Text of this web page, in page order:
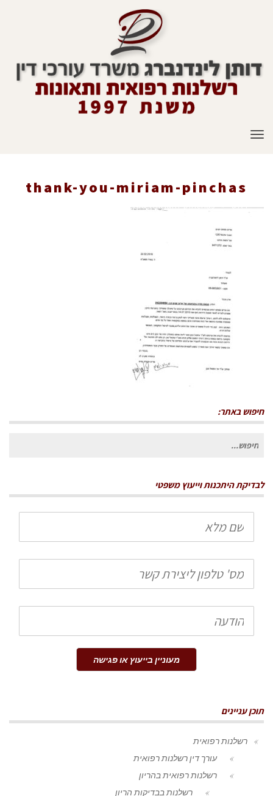
תפריט
ראשי »
thank-you-miriam-pinchas
thank-you-miriam-pinchas
חיפוש באתר:
חיפוש
לבדיקת היתכנות וייעוץ משפטי
שם
מלא
טלפון
הודעה
מעוניין בייעוץ או פגישה
תוכן עניינים
רשלנות רפואית
עורך דין רשלנות רפואית
רשלנות רפואית בהריון
רשלנות בבדיקות הריון